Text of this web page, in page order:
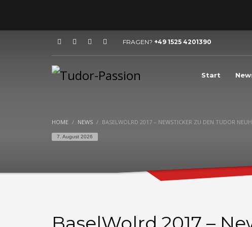
1 2
FRAGEN? +49 1525 4201390
Start
HOME NEWS BASELWOLRD 2017 – NEWSTICKER ZU DEN TUDOR
7. August 2026